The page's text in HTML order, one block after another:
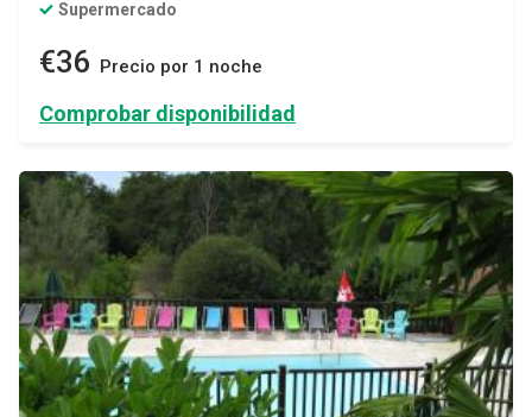
Supermercado
€36 Precio por 1 noche
Comprobar disponibilidad